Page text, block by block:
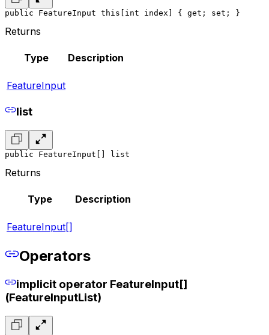
public FeatureInput this[int index] { get; set; }
Returns
Type Description
FeatureInput
list
public FeatureInput[] list
Returns
Type Description
FeatureInput[]
Operators
implicit operator FeatureInput[]
(FeatureInputList)